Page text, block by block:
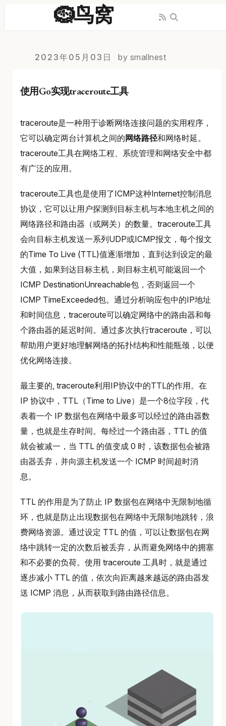
🪹鸟窝
2023年05月03日 by smallnest
使用Go实现traceroute工具
traceroute是一种用于诊断网络连接问题的实用程序，
它可以确定两台计算机之间的 网络路径和网络时延。
traceroute工具在网络工程、系统管理和网络安全中都
有广泛的应用。
traceroute工具也是使用了ICMP这种Internet控制消息
协议，它可以让用户探测到目标主机与本地主机之间的
网络路径和路由器（或网关）的数量。traceroute工具
会向目标主机发送一系列UDP或ICMP报文，每个报文
的Time To Live (TTL)值逐渐增加，直到达到设定的最
大值，如果到达目标主机，则目标主机可能返回一个
ICMP DestinationUnreachable包，否则返回一个
ICMP TimeExceeded包。通过分析响应包中的IP地址
和时间信息，traceroute可以确定网络中的路由器和每
个路由器的延迟时间。通过多次执行traceroute，可以
帮助用户更好地理解网络的拓扑结构和性能瓶颈，以便
优化网络连接。
最主要的, traceroute利用IP协议中的TTL的作用。在
IP 协议中，TTL（Time to Live）是一个8位字段，代
表着一个 IP 数据包在网络中最多可以经过的路由器数
量，也就是生存时间。每经过一个路由器，TTL 的值
就会被减一，当 TTL 的值变成 0 时，该数据包会被路
由器丢弃，并向源主机发送一个 ICMP 时间超时消
息。
TTL 的作用是为了防止 IP 数据包在网络中无限制地循
环，也就是防止出现数据包在网络中无限制地跳转，浪
费网络资源。通过设定 TTL 的值，可以让数据包在网
络中跳转一定的次数后被丢弃，从而避免网络中的拥塞
和不必要的负荷。使用 traceroute 工具时，就是通过
逐步减小 TTL 的值，依次向距离越来越远的路由器发
送 ICMP 消息，从而获取到路由路径信息。